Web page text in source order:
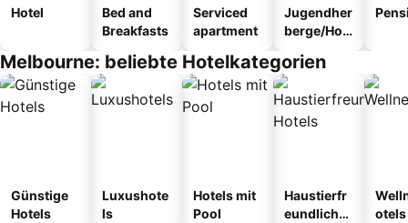
Hotel
Bed and
Breakfasts
Serviced
apartment
Jugendher
berge/Hos
Melbourne: beliebte Hotelkategorien
Günstige
Hotels
Luxushote
ls
Hotels mit
Pool
Haustierfr
eundliche
otels